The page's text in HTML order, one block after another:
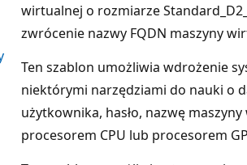
wirtualnej o rozmiarze
zwrócenie nazwy FQDN maszyny
Ten szablon umożliwia wdrożenie
niektórymi narzędziami do nauki o
użytkownika, hasło, nazwę
procesorem CPU lub procesorem